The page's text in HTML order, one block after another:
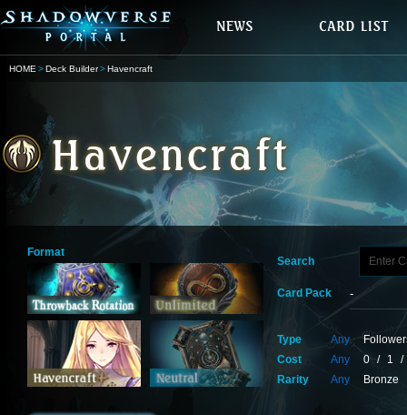
HOME Deck Builder Havencraft
Format
Search
Card Pack
Type Any
Cost
Any 0 / 1
/
Rarity
Any Bronze